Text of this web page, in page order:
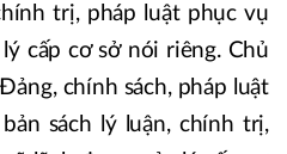
trị, pháp luật phục vụ
cấp cơ sở nói riêng. Chủ
chính sách, pháp luật
sách lý luận, chính trị,